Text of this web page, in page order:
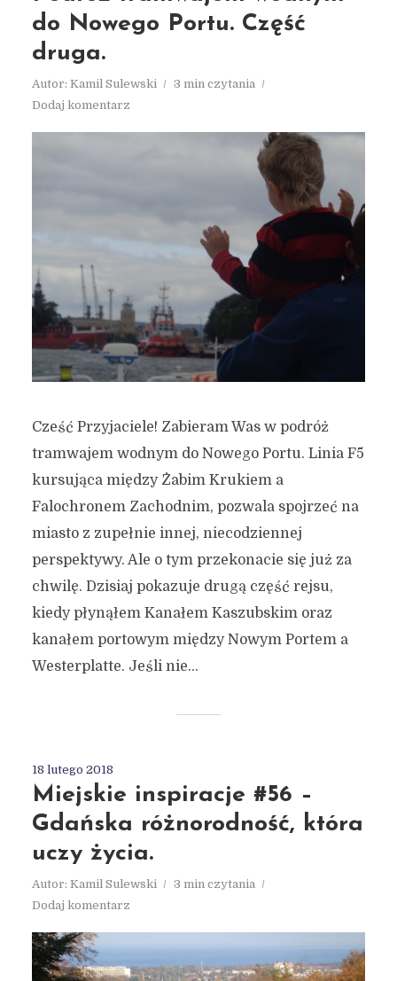
do Nowego Portu. Część
druga.
Autor: Kamil Sulewski
3 min czytania
Dodaj komentarz
Cześć Przyjaciele! Zabieram Was w podróż
tramwajem wodnym do Nowego Portu. Linia F5
kursująca między Żabim Krukiem a
Falochronem Zachodnim, pozwala spojrzeć na
miasto z zupełnie innej, niecodziennej
perspektywy. Ale o tym przekonacie się już za
chwilę. Dzisiaj pokazuje drugą część rejsu,
kiedy płynąłem Kanałem Kaszubskim oraz
kanałem portowym między Nowym Portem a
Westerplatte. Jeśli nie...
18 lutego 2018
Miejskie inspiracje #56 –
Gdańska różnorodność, która
uczy życia.
Autor: Kamil Sulewski
3 min czytania
Dodaj komentarz